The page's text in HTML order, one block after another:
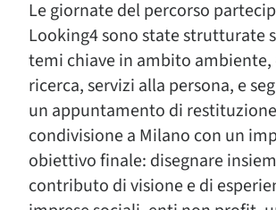
Le giornate del percorso
Looking4 sono state strutturate
temi chiave in ambito
ricerca, servizi alla persona, e
un appuntamento di
condivisione a Milano con un
obiettivo finale: disegnare
contributo di visione e di